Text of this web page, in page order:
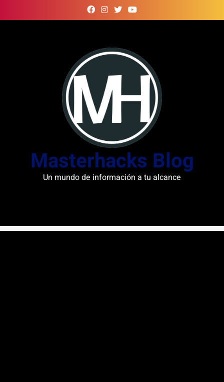
to
Masterhacks Blog
Un mundo de información a tu alcance